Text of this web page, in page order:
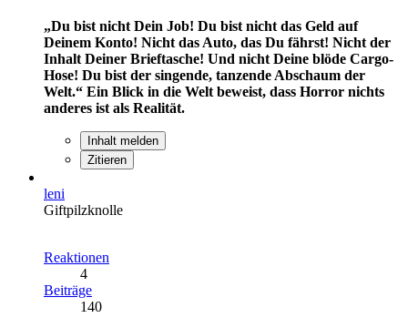
„Du bist nicht Dein Job! Du bist nicht das Geld auf
Deinem Konto! Nicht das Auto, das Du fährst! Nicht der
Inhalt Deiner Brieftasche! Und nicht Deine blöde Cargo-
Hose! Du bist der singende, tanzende Abschaum der
Welt.“ Ein Blick in die Welt beweist, dass Horror nichts
anderes ist als Realität.
Inhalt melden
Zitieren
leni
Giftpilzknolle
Reaktionen
4
Beiträge
140